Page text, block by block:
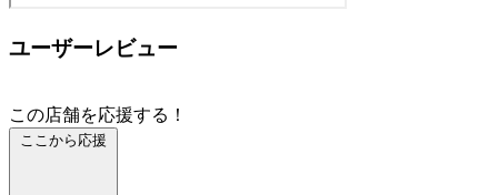
ユーザーレビュー
この店舗を応援する！
ここから応援